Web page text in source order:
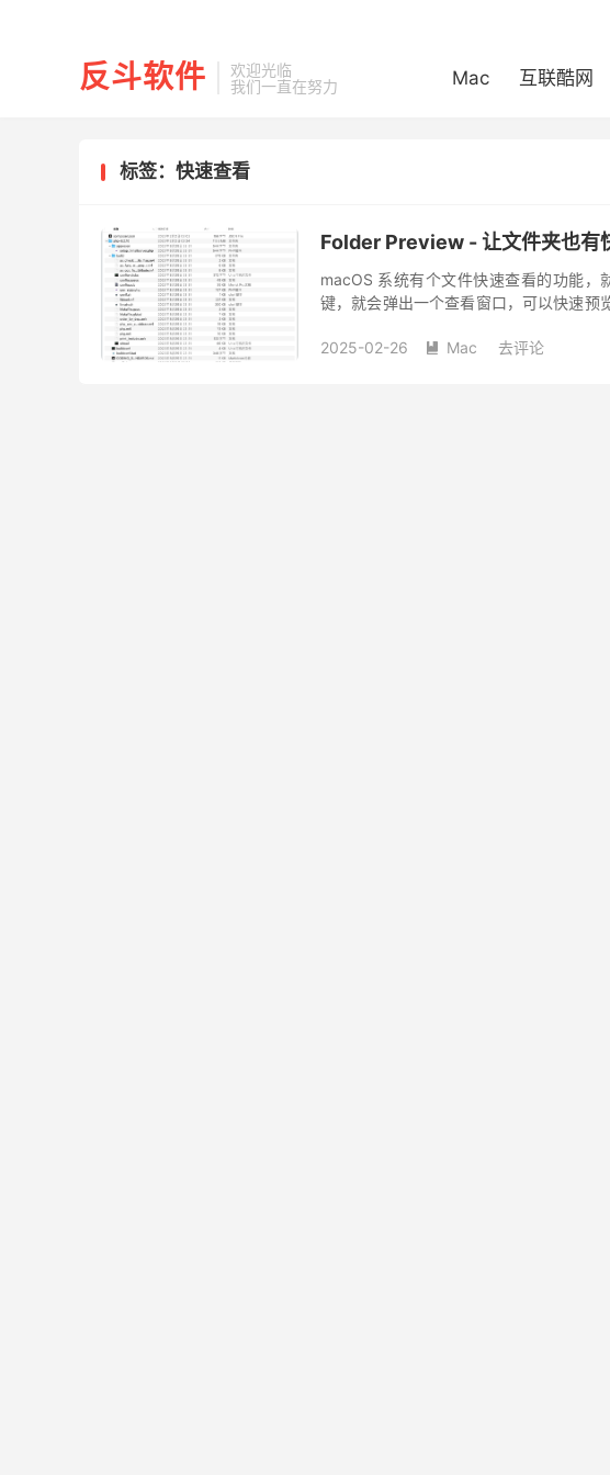
反斗软件
欢迎光临
我们一直在努力
Mac 互联酷网
标签：快速查看
Folder Preview - 让文件夹也有
macOS 系统有个文件快速查看的功能
键，就会弹出一个查看窗口，可以快速预
Preview 来实现文件夹也有快速查看功能。
2025-02-26  Mac 去评论